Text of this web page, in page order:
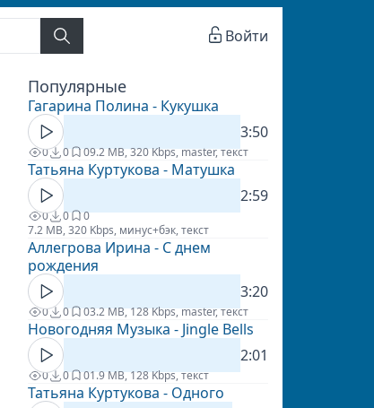
Войти
Популярные
Гагарина Полина - Кукушка
3:50
0 0 09.2 MB, 320 Kbps, master, текст
Татьяна Куртукова - Матушка
2:59
0 0
0
7.2 MB, 320 Kbps, минус+бэк, текст
Аллегрова Ирина - С днем
рождения
3:20
0 0 03.2 MB, 128 Kbps, master, текст
Новогодняя Музыка - Jingle Bells
2:01
0 0 01.9 MB, 128 Kbps, текст
Татьяна Куртукова - Одного